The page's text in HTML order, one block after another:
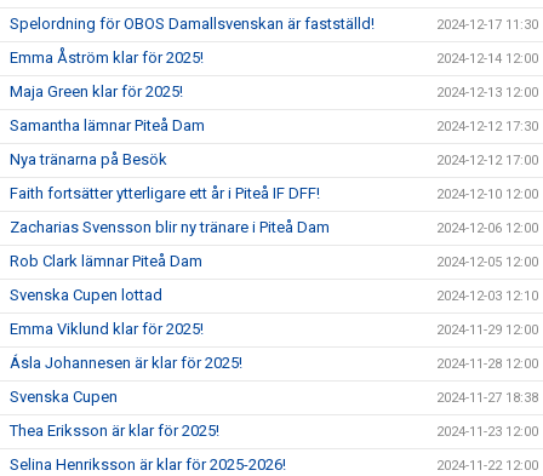
Spelordning för OBOS Damallsvenskan är fastställd! 2024-12-17 11:30
Emma Åström klar för 2025! 2024-12-14 12:00
Maja Green klar för 2025! 2024-12-13 12:00
Samantha lämnar Piteå Dam 2024-12-12 17:30
Nya tränarna på Besök 2024-12-12 17:00
Faith fortsätter ytterligare ett år i Piteå IF DFF! 2024-12-10 12:00
Zacharias Svensson blir ny tränare i Piteå Dam 2024-12-06 12:00
Rob Clark lämnar Piteå Dam 2024-12-05 12:00
Svenska Cupen lottad 2024-12-03 12:10
Emma Viklund klar för 2025! 2024-11-29 12:00
Ásla Johannesen är klar för 2025! 2024-11-28 12:00
Svenska Cupen 2024-11-27 18:38
Thea Eriksson är klar för 2025! 2024-11-23 12:00
Selina Henriksson är klar för 2025-2026! 2024-11-22 12:00